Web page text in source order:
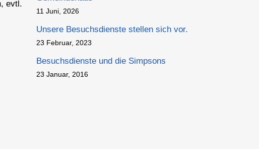
evtl.
11 Juni, 2026
Unsere Besuchsdienste stellen sich vor.
23 Februar, 2023
Besuchsdienste und die Simpsons
23 Januar, 2016